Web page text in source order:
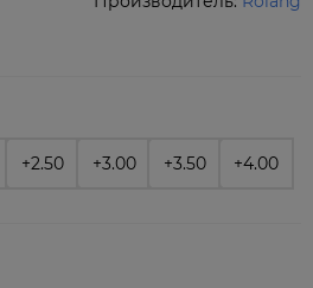
+2.50 +3.00 +3.50 +4.00